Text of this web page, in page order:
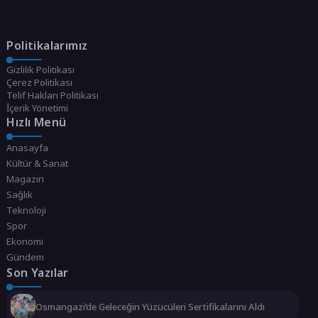
Politikalarımız
Gizlilik Politikası
Çerez Politikası
Telif Hakları Politikası
İçerik Yönetimi
Hızlı Menü
Anasayfa
Kültür & Sanat
Magazin
Sağlık
Teknoloji
Spor
Ekonomi
Gündem
Son Yazılar
Osmangazi’de Geleceğin Yüzücüleri Sertifikalarını Aldı